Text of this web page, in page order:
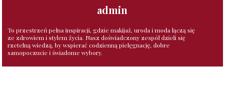
admin
To przestrzeń pełna inspiracji, gdzie makijaż, uroda i moda łączą się
ze zdrowiem i stylem życia. Nasz doświadczony zespół dzieli się
rzetelną wiedzą, by wspierać codzienną pielęgnację, dobre
samopoczucie i świadome wybory.